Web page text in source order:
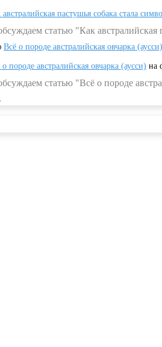
австралийская пастушья собака стала
статью "Как
Всё о породе австралийская овчарка (аусси)
о породе австралийская овчарка (аусси) на
статью "Всё о породе